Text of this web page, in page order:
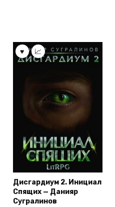
Дисгардиум 2. Инициал
Спящих — Данияр
Сугралинов